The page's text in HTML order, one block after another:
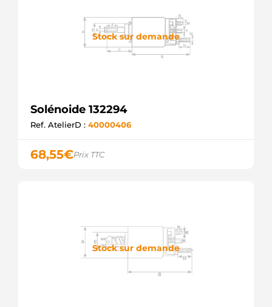
Stock sur demande
Solénoide 132294
Ref. AtelierD : 40000406
68,55€Prix TTC
Stock sur demande